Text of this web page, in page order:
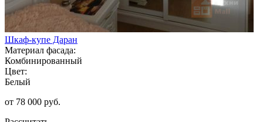
Шкаф-купе Даран
Материал фасада:
Комбинированный
Цвет:
Белый
от 78 000 руб.